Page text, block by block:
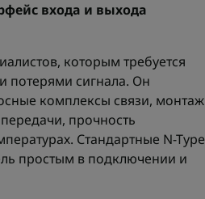
входа и выхода
которым требуется
сигнала. Он
комплексы связи, монтаж
прочность
Стандартные N-Type
простым в подключении и